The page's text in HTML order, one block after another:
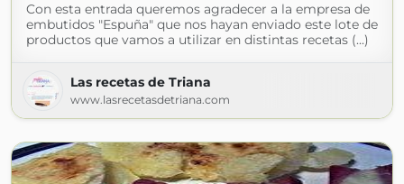
Con esta entrada queremos agradecer a la empresa de
embutidos "Espuña" que nos hayan enviado este lote de
productos que vamos a utilizar en distintas recetas (...)
Las recetas de Triana
www.lasrecetasdetriana.com